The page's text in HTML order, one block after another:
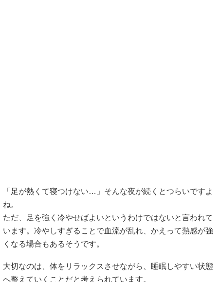
へ整えていくことだと考えられています。
ここでは、自宅でも取り入れやすい対処法について紹介して
いきます。
引用元： https://seitai-osusume-
select.com/column/
足を冷やしすぎない